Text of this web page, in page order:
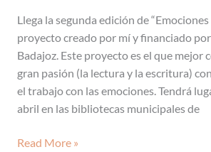
Llega la segunda edición de “Emociones
proyecto creado por mí y financiado
Badajoz. Este proyecto es el que mejor
gran pasión (la lectura y la escritura)
el trabajo con las emociones. Tendrá
abril en las bibliotecas municipales de
Read More »